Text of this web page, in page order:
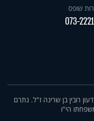
שופס
073-
רובין בן שרינה ז"ל. נתרם
הי"ו